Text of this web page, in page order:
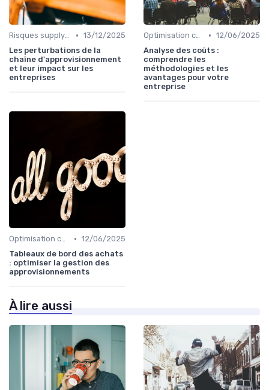
Risques supply-chain • 13/12/2025
Les perturbations de la
chaîne d'approvisionnement
et leur impact sur les
entreprises
Optimisation coûts • 12/06/2025
Analyse des coûts :
comprendre les
méthodologies et les
avantages pour votre
entreprise
Optimisation coûts • 12/06/2025
Tableaux de bord des achats
: optimiser la gestion des
approvisionnements
À lire aussi